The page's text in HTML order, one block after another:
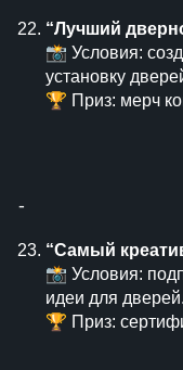
“Лучший
📸 Условия:
установку
🏆 Приз: мерч
⁃
“Самый
📸 Условия:
идеи для дверей.
🏆 Приз: